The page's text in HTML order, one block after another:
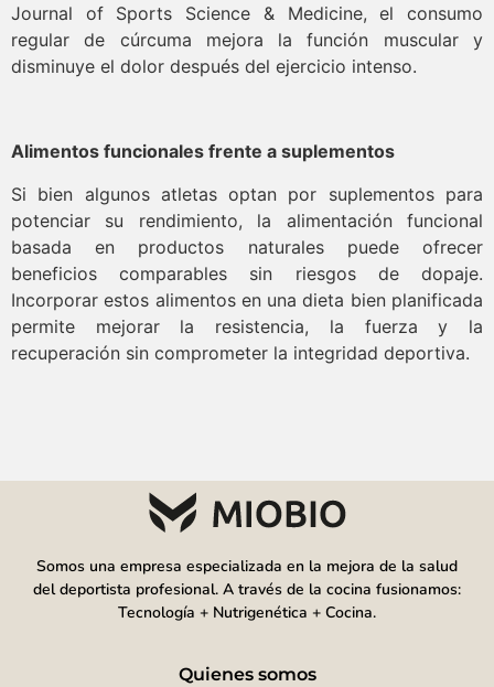
Journal of Sports Science & Medicine, el consumo
regular de cúrcuma mejora la función muscular y
disminuye el dolor después del ejercicio intenso.
Alimentos funcionales frente a suplementos
Si bien algunos atletas optan por suplementos para
potenciar su rendimiento, la alimentación funcional
basada en productos naturales puede ofrecer
beneficios comparables sin riesgos de dopaje.
Incorporar estos alimentos en una dieta bien planificada
permite mejorar la resistencia, la fuerza y la
recuperación sin comprometer la integridad deportiva.
Somos una empresa especializada en la mejora de la salud
del deportista profesional. A través de la cocina fusionamos:
Tecnología + Nutrigenética + Cocina.
Quienes somos